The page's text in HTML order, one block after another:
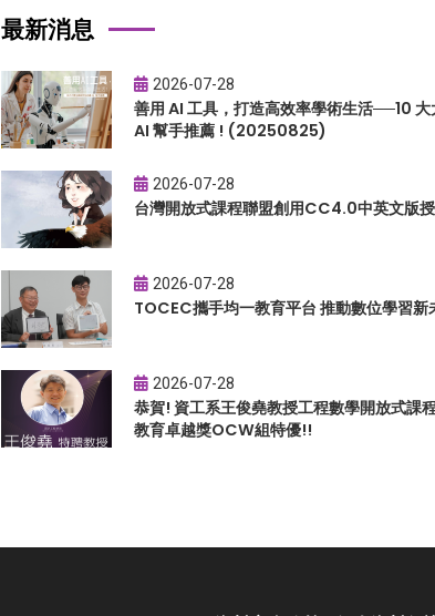
最新消息
2026-07-28
善用 AI 工具，打造高效率學術生活──10
AI 幫手推薦 ! (20250825)
2026-07-28
台灣開放式課程聯盟創用CC4.0中英文版
2026-07-28
TOCEC攜手均一教育平台 推動數位學習新
2026-07-28
恭賀! 資工系王俊堯教授工程數學開放式課
教育卓越獎OCW組特優!!